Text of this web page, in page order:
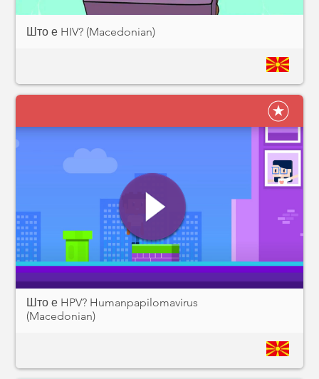
Што е HIV? (Macedonian)
Што е HPV? Humanpapilomavirus
(Macedonian)